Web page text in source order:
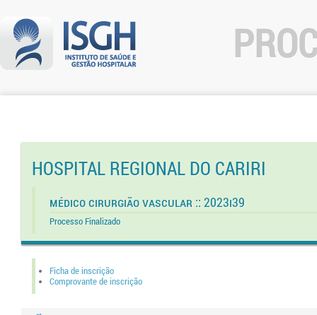
HOSPITAL REGIONAL DO CARIRI
Médico Cirurgião Vascular :: 2023I39
Processo Finalizado
Ficha de inscrição
Comprovante de inscrição